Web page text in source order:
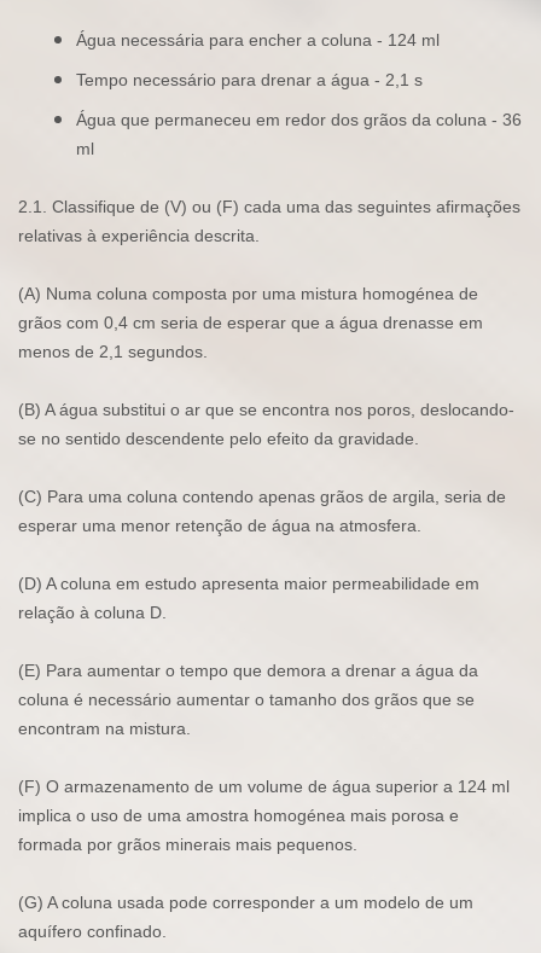
Água necessária para encher a coluna - 124 ml
Tempo necessário para drenar a água - 2,1 s
Água que permaneceu em redor dos grãos da coluna - 36
ml
2.1. Classifique de (V) ou (F) cada uma das seguintes afirmações
relativas à experiência descrita.
(A) Numa coluna composta por uma mistura homogénea de
grãos com 0,4 cm seria de esperar que a água drenasse em
menos de 2,1 segundos.
(B) A água substitui o ar que se encontra nos poros, deslocando-
se no sentido descendente pelo efeito da gravidade.
(C) Para uma coluna contendo apenas grãos de argila, seria de
esperar uma menor retenção de água na atmosfera.
(D) A coluna em estudo apresenta maior permeabilidade em
relação à coluna D.
(E) Para aumentar o tempo que demora a drenar a água da
coluna é necessário aumentar o tamanho dos grãos que se
encontram na mistura.
(F) O armazenamento de um volume de água superior a 124 ml
implica o uso de uma amostra homogénea mais porosa e
formada por grãos minerais mais pequenos.
(G) A coluna usada pode corresponder a um modelo de um
aquífero confinado.